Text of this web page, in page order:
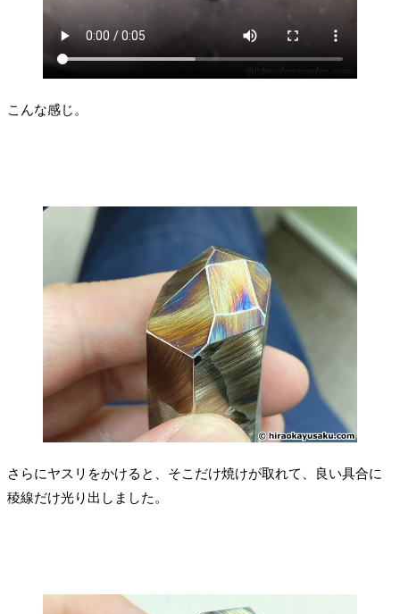
こんな感じ。
さらにヤスリをかけると、そこだけ焼けが取れて、良い具合に
稜線だけ光り出しました。